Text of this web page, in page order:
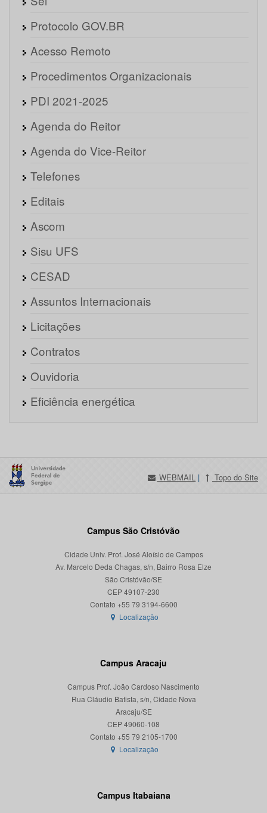
Protocolo GOV.BR
Acesso Remoto
Procedimentos Organizacionais
PDI 2021-2025
Agenda do Reitor
Agenda do Vice-Reitor
Telefones
Editais
Ascom
Sisu UFS
CESAD
Assuntos Internacionais
Licitações
Contratos
Ouvidoria
Eficiência energética
WEBMAIL | Topo do Site
Campus São Cristóvão
Cidade Univ. Prof. José Aloísio de Campos
Av. Marcelo Deda Chagas, s/n, Bairro Rosa Elze
São Cristóvão/SE
CEP 49107-230
Localização
Campus Aracaju
Campus Prof. João Cardoso Nascimento
Rua Cláudio Batista, s/n, Cidade Nova
Aracaju/SE
CEP 49060-108
Localização
Campus Itabaiana